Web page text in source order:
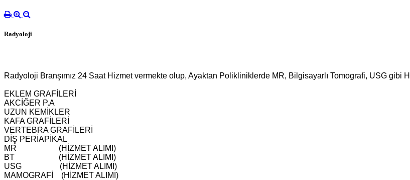
Radyoloji
Radyoloji Branşımız 24 Saat Hizmet vermekte olup, Ayaktan Polikliniklerde MR, Bilgisayarlı Tomografi, USG gibi
EKLEM GRAFİLERİ
AKCİĞER P.A
UZUN KEMİKLER
KAFA GRAFİLERİ
VERTEBRA GRAFİLERİ
DİŞ PERİAPİKAL
MR (HİZMET ALIMI)
BT (HİZMET ALIMI)
USG (HİZMET ALIMI)
MAMOGRAFİ (HİZMET ALIMI)